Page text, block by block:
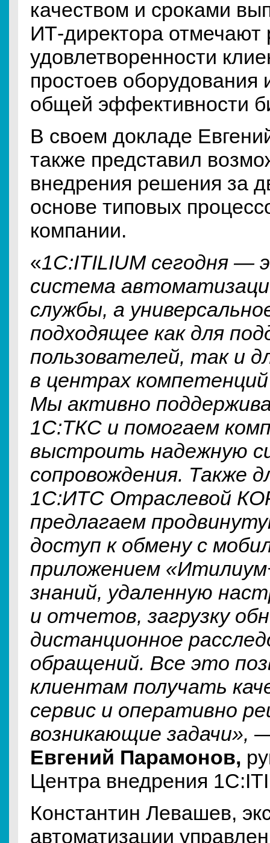
качеством и сроками
ИТ-директора отмечают
удовлетворенности
простоев
общей эффективности
В своем докладе
также представил
внедрения решения за
основе типовых
компании.
«1С:ITILIUM сегодня —
система
службы, а
подходящее как для
пользователей, так и
в центрах компетенций
Мы активно
1С:ТКС и помогаем
выстроить надежную
сопровождения. Также
1С:ИТС Отраслевой
предлагаем
доступ к обмену с
приложением
знаний, удаленную
и отчетов, загрузку
дистанционное
обращений. Все это
клиентам получать
сервис и оперативно
возникающие задачи»,
Евгений Парамонов,
Центра внедрения
Константин Левашев,
автоматизации